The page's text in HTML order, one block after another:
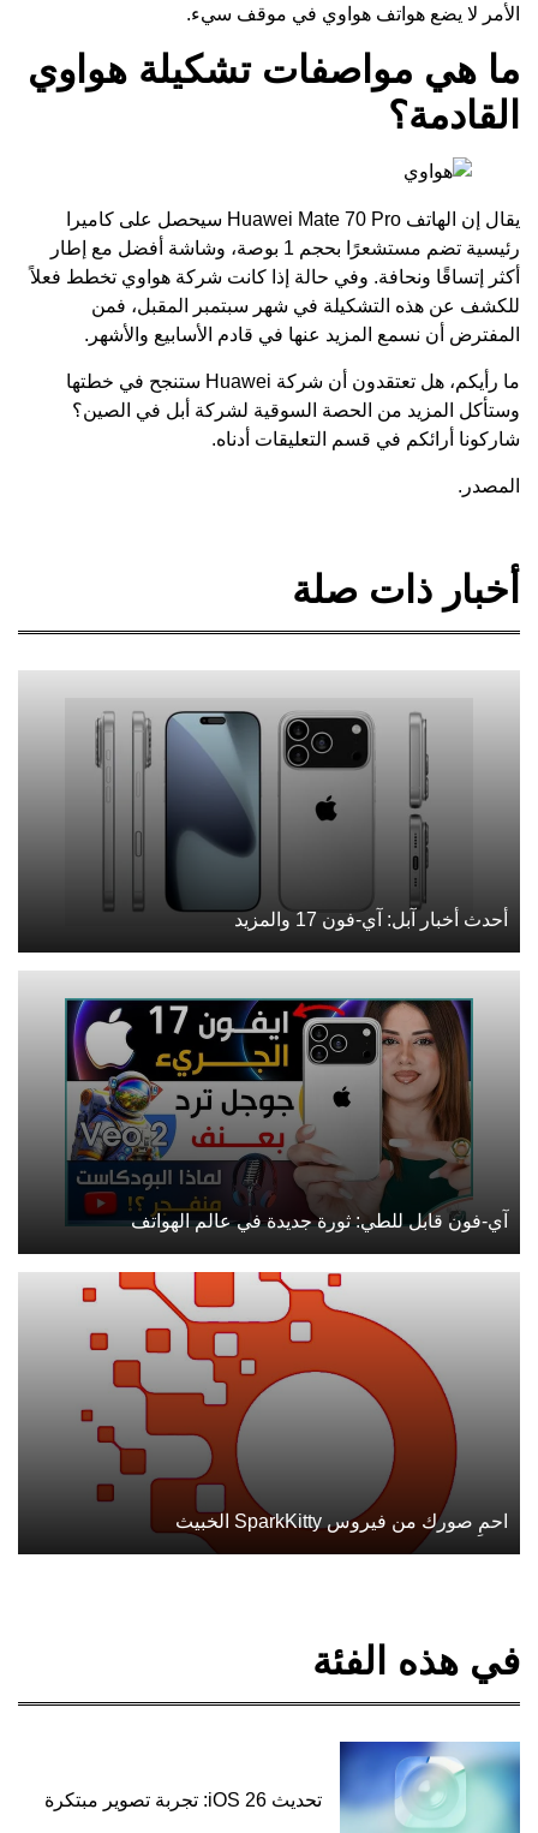
الأمر لا يضع هواتف هواوي في موقف سيء.
ما هي مواصفات تشكيلة هواوي
القادمة؟
يقال إن الهاتف Huawei Mate 70 Pro سيحصل على كاميرا
رئيسية تضم مستشعرًا بحجم 1 بوصة، وشاشة أفضل مع إطار
أكثر إتساقًا ونحافة. وفي حالة إذا كانت شركة هواوي تخطط فعلاً
للكشف عن هذه التشكيلة في شهر سبتمبر المقبل، فمن
المفترض أن نسمع المزيد عنها في قادم الأسابيع والأشهر.
ما رأيكم، هل تعتقدون أن شركة Huawei ستنجح في خطتها
وستأكل المزيد من الحصة السوقية لشركة أبل في الصين؟
شاركونا أرائكم في قسم التعليقات أدناه.
المصدر.
أخبار ذات صلة
أحدث أخبار آبل: آي-فون 17 والمزيد
آي-فون قابل للطي: ثورة جديدة في عالم الهواتف
احمِ صورك من فيروس SparkKitty الخبيث
في هذه الفئة
تحديث iOS 26: تجربة تصوير مبتكرة